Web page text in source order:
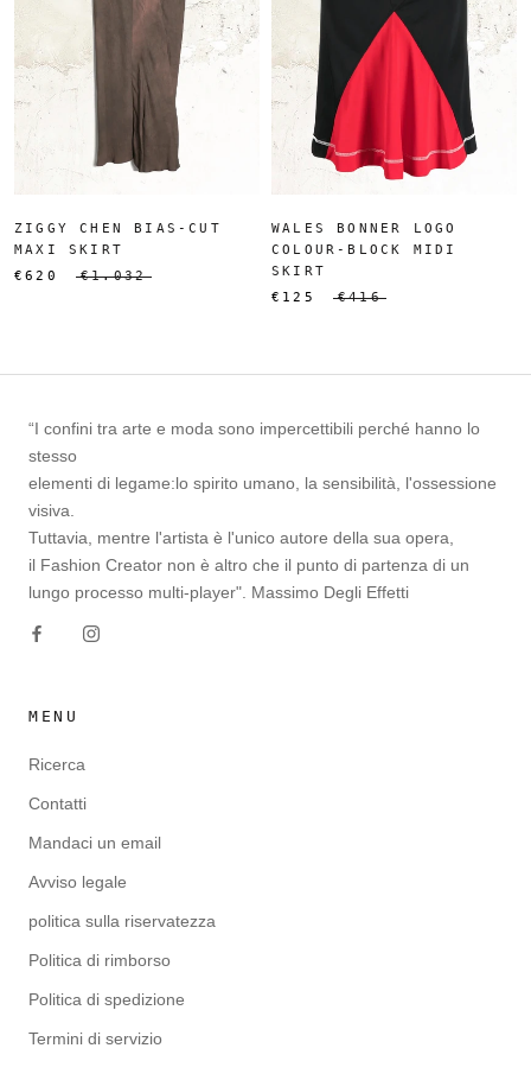
ZIGGY CHEN BIAS-CUT
MAXI SKIRT
€620
€1.032
WALES BONNER LOGO
COLOUR-BLOCK MIDI
SKIRT
€125
€416
“I confini tra arte e moda sono impercettibili perché hanno lo
stesso
elementi di legame:lo spirito umano, la sensibilità, l'ossessione
visiva.
Tuttavia, mentre l'artista è l'unico autore della sua opera,
il Fashion Creator non è altro che il punto di partenza di un
lungo processo multi-player". Massimo Degli Effetti
MENU
Ricerca
Contatti
Mandaci un email
Avviso legale
politica sulla riservatezza
Politica di rimborso
Politica di spedizione
Termini di servizio